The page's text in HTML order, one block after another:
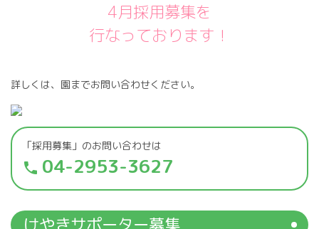
4月採用募集を
行なっております！
詳しくは、園までお問い合わせください。
「採用募集」のお問い合わせは
phone 04-2953-3627
けやきサポーター募集